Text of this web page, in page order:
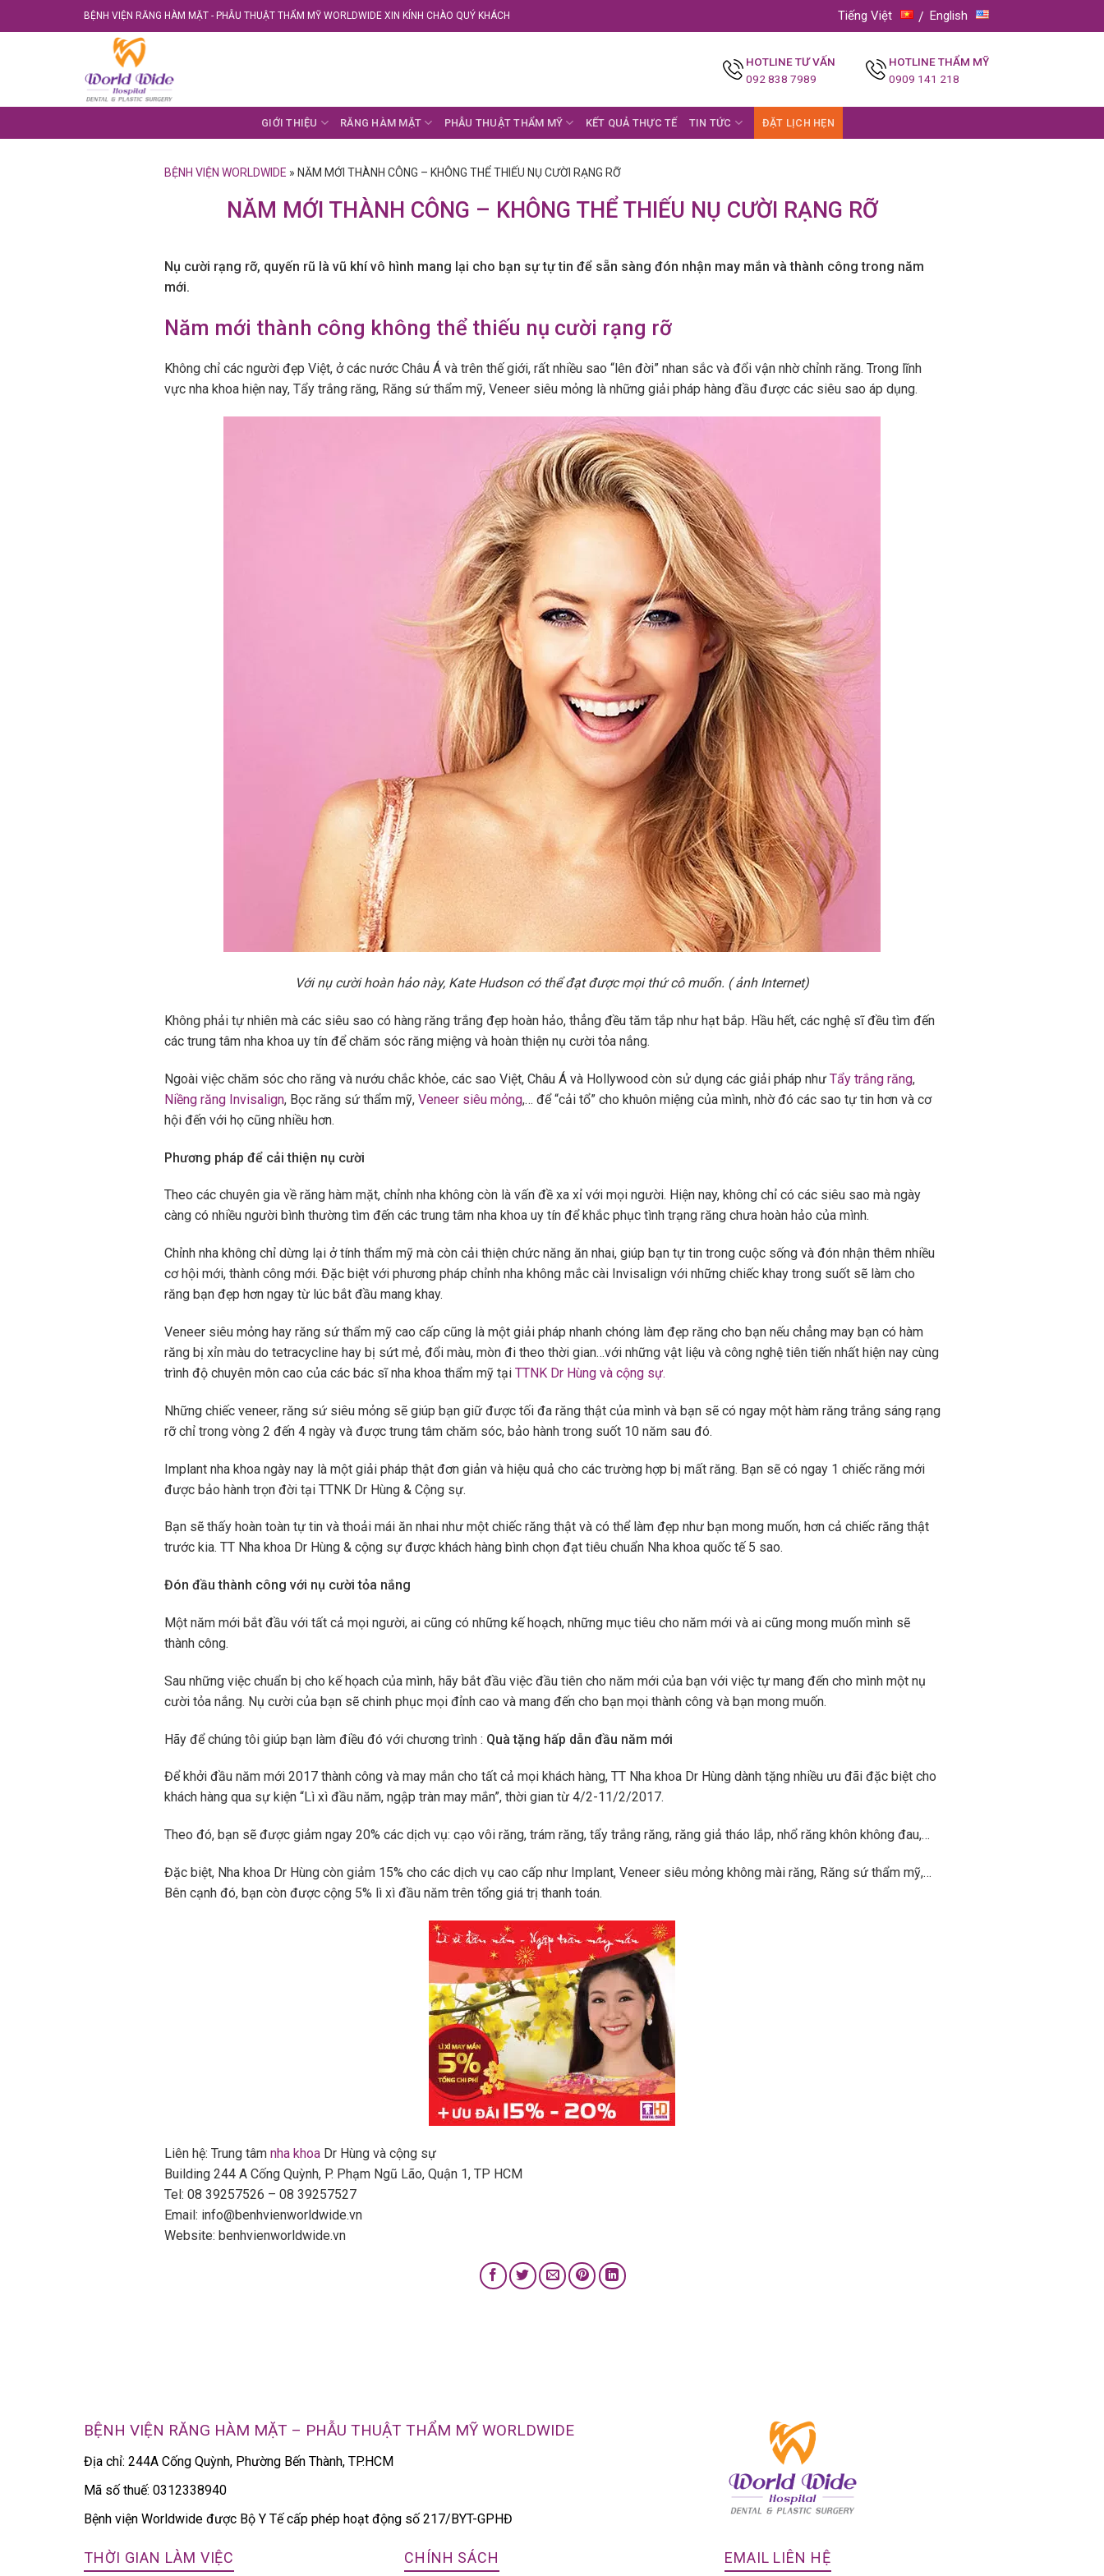
to
BỆNH VIỆN RĂNG HÀM MẶT - PHẪU THUẬT THẨM MỸ WORLDWIDE XIN KÍNH CHÀO QUÝ KHÁCH Tiếng Việt English
HOTLINE TƯ VẤN
092 838 7989
HOTLINE THẨM MỸ
0909 141 218
GIỚI THIỆU RĂNG HÀM MẶT PHẪU THUẬT THẨM MỸ KẾT QUẢ THỰC TẾ TIN TỨC ĐẶT LỊCH HẸN
BỆNH VIỆN WORLDWIDE » NĂM MỚI THÀNH CÔNG – KHÔNG THỂ THIẾU NỤ CƯỜI RẠNG RỠ
NĂM MỚI THÀNH CÔNG – KHÔNG THỂ THIẾU NỤ CƯỜI RẠNG RỠ
Nụ cười rạng rỡ, quyến rũ là vũ khí vô hình mang lại cho bạn sự tự tin để sẵn sàng đón nhận may mắn và thành công trong năm
mới.
Năm mới thành công không thể thiếu nụ cười rạng rỡ
Không chỉ các người đẹp Việt, ở các nước Châu Á và trên thế giới, rất nhiều sao “lên đời” nhan sắc và đổi vận nhờ chỉnh răng. Trong lĩnh
vực nha khoa hiện nay, Tẩy trắng răng, Răng sứ thẩm mỹ, Veneer siêu mỏng là những giải pháp hàng đầu được các siêu sao áp dụng.
Với nụ cười hoàn hảo này, Kate Hudson có thể đạt được mọi thứ cô muốn. ( ảnh Internet)
Không phải tự nhiên mà các siêu sao có hàng răng trắng đẹp hoàn hảo, thẳng đều tăm tắp như hạt bắp. Hầu hết, các nghệ sĩ đều tìm đến
các trung tâm nha khoa uy tín để chăm sóc răng miệng và hoàn thiện nụ cười tỏa nắng.
Ngoài việc chăm sóc cho răng và nướu chắc khỏe, các sao Việt, Châu Á và Hollywood còn sử dụng các giải pháp như Tẩy trắng răng,
Niềng răng Invisalign, Bọc răng sứ thẩm mỹ, Veneer siêu mỏng,… để “cải tổ” cho khuôn miệng của mình, nhờ đó các sao tự tin hơn và cơ
hội đến với họ cũng nhiều hơn.
Phương pháp để cải thiện nụ cười
Theo các chuyên gia về răng hàm mặt, chỉnh nha không còn là vấn đề xa xỉ với mọi người. Hiện nay, không chỉ có các siêu sao mà ngày
càng có nhiều người bình thường tìm đến các trung tâm nha khoa uy tín để khắc phục tình trạng răng chưa hoàn hảo của mình.
Chỉnh nha không chỉ dừng lại ở tính thẩm mỹ mà còn cải thiện chức năng ăn nhai, giúp bạn tự tin trong cuộc sống và đón nhận thêm nhiều
cơ hội mới, thành công mới. Đặc biệt với phương pháp chỉnh nha không mắc cài Invisalign với những chiếc khay trong suốt sẽ làm cho
răng bạn đẹp hơn ngay từ lúc bắt đầu mang khay.
Veneer siêu mỏng hay răng sứ thẩm mỹ cao cấp cũng là một giải pháp nhanh chóng làm đẹp răng cho bạn nếu chẳng may bạn có hàm
răng bị xỉn màu do tetracycline hay bị sứt mẻ, đổi màu, mòn đi theo thời gian…với những vật liệu và công nghệ tiên tiến nhất hiện nay cùng
trình độ chuyên môn cao của các bác sĩ nha khoa thẩm mỹ tại TTNK Dr Hùng và cộng sự.
Những chiếc veneer, răng sứ siêu mỏng sẽ giúp bạn giữ được tối đa răng thật của mình và bạn sẽ có ngay một hàm răng trắng sáng rạng
rỡ chỉ trong vòng 2 đến 4 ngày và được trung tâm chăm sóc, bảo hành trong suốt 10 năm sau đó.
Implant nha khoa ngày nay là một giải pháp thật đơn giản và hiệu quả cho các trường hợp bị mất răng. Bạn sẽ có ngay 1 chiếc răng mới
được bảo hành trọn đời tại TTNK Dr Hùng & Cộng sự.
Bạn sẽ thấy hoàn toàn tự tin và thoải mái ăn nhai như một chiếc răng thật và có thể làm đẹp như bạn mong muốn, hơn cả chiếc răng thật
trước kia. TT Nha khoa Dr Hùng & cộng sự được khách hàng bình chọn đạt tiêu chuẩn Nha khoa quốc tế 5 sao.
Đón đầu thành công với nụ cười tỏa nắng
Một năm mới bắt đầu với tất cả mọi người, ai cũng có những kế hoạch, những mục tiêu cho năm mới và ai cũng mong muốn mình sẽ
thành công.
Sau những việc chuẩn bị cho kế họach của mình, hãy bắt đầu việc đầu tiên cho năm mới của bạn với việc tự mang đến cho mình một nụ
cười tỏa nắng. Nụ cười của bạn sẽ chinh phục mọi đỉnh cao và mang đến cho bạn mọi thành công và bạn mong muốn.
Hãy để chúng tôi giúp bạn làm điều đó với chương trình : Quà tặng hấp dẫn đầu năm mới
Để khởi đầu năm mới 2017 thành công và may mắn cho tất cả mọi khách hàng, TT Nha khoa Dr Hùng dành tặng nhiều ưu đãi đặc biệt cho
khách hàng qua sự kiện “Lì xì đầu năm, ngập tràn may mắn”, thời gian từ 4/2-11/2/2017.
Theo đó, bạn sẽ được giảm ngay 20% các dịch vụ: cạo vôi răng, trám răng, tẩy trắng răng, răng giả tháo lắp, nhổ răng khôn không đau,…
Đặc biệt, Nha khoa Dr Hùng còn giảm 15% cho các dịch vụ cao cấp như Implant, Veneer siêu mỏng không mài răng, Răng sứ thẩm mỹ,…
Bên cạnh đó, bạn còn được cộng 5% lì xì đầu năm trên tổng giá trị thanh toán.
Liên hệ: Trung tâmnha khoaDr Hùng và cộng sự
Building 244 A Cống Quỳnh, P. Phạm Ngũ Lão, Quận 1, TP HCM
Tel: 08 39257526 – 08 39257527
Email: info@benhvienworldwide.vn
Website: benhvienworldwide.vn
BỆNH VIỆN RĂNG HÀM MẶT – PHẪU THUẬT THẨM MỸ WORLDWIDE
Địa chỉ: 244A Cống Quỳnh, Phường Bến Thành, TP.HCM
Mã số thuế: 0312338940
Bệnh viện Worldwide được Bộ Y Tế cấp phép hoạt động số 217/BYT-GPHĐ
THỜI GIAN LÀM VIỆC CHÍNH SÁCH EMAIL LIÊN HỆ